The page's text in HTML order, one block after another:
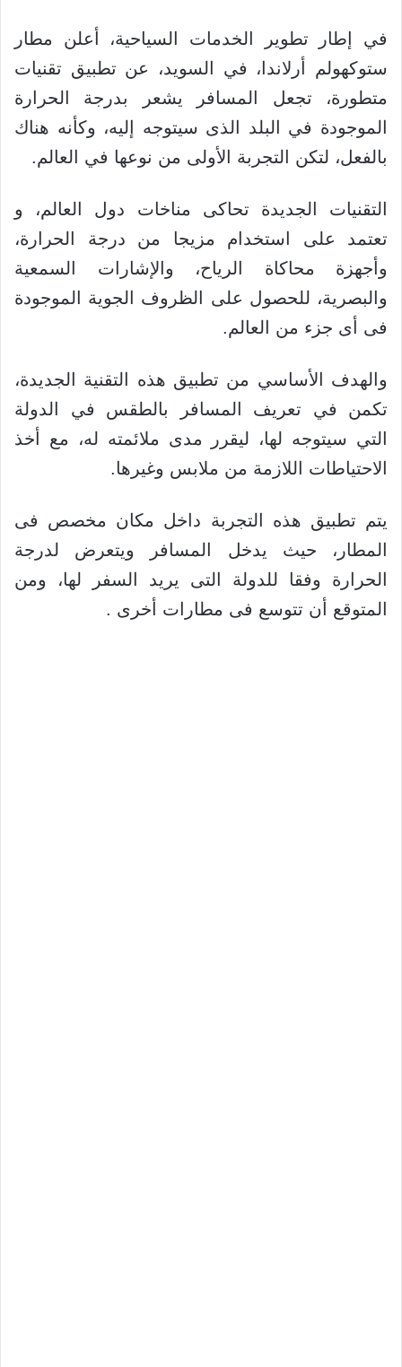
في إطار تطوير الخدمات السياحية، أعلن مطار
ستوكهولم أرلاندا، في السويد، عن تطبيق تقنيات
متطورة، تجعل المسافر يشعر بدرجة الحرارة
الموجودة في البلد الذى سيتوجه إليه، وكأنه هناك
بالفعل، لتكن التجربة الأولى من نوعها في العالم.
التقنيات الجديدة تحاكى مناخات دول العالم، و
تعتمد على استخدام مزيجا من درجة الحرارة،
وأجهزة محاكاة الرياح، والإشارات السمعية
والبصرية، للحصول على الظروف الجوية الموجودة
فى أى جزء من العالم.
والهدف الأساسي من تطبيق هذه التقنية الجديدة،
تكمن في تعريف المسافر بالطقس في الدولة
التي سيتوجه لها، ليقرر مدى ملائمته له، مع أخذ
الاحتياطات اللازمة من ملابس وغيرها.
يتم تطبيق هذه التجربة داخل مكان مخصص فى
المطار، حيث يدخل المسافر ويتعرض لدرجة
الحرارة وفقا للدولة التى يريد السفر لها، ومن
المتوقع أن تتوسع فى مطارات أخرى .